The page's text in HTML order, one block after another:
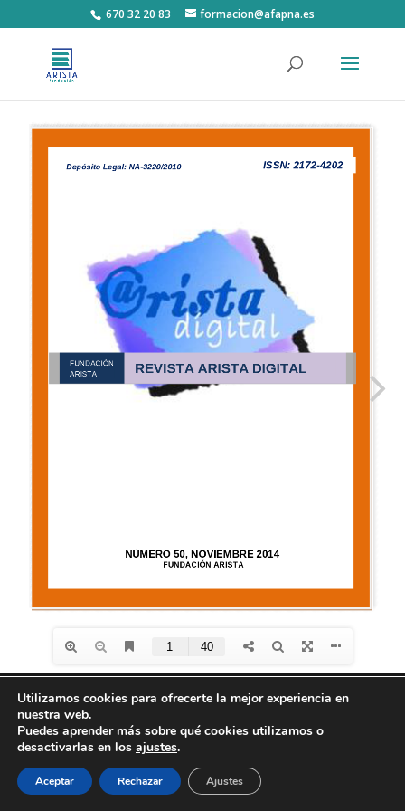
670 32 20 83 formacion@afapna.es
Diseño de Seos +
| © Todos los derechos reservados
Fundación Arista - Aviso Legal
privacidad- Política de Cookies
Utilizamos cookies para ofrecerte la mejor experiencia en
nuestra web.
Puedes aprender más sobre qué cookies utilizamos o
desactivarlas en los ajustes.
Aceptar Rechazar Ajustes